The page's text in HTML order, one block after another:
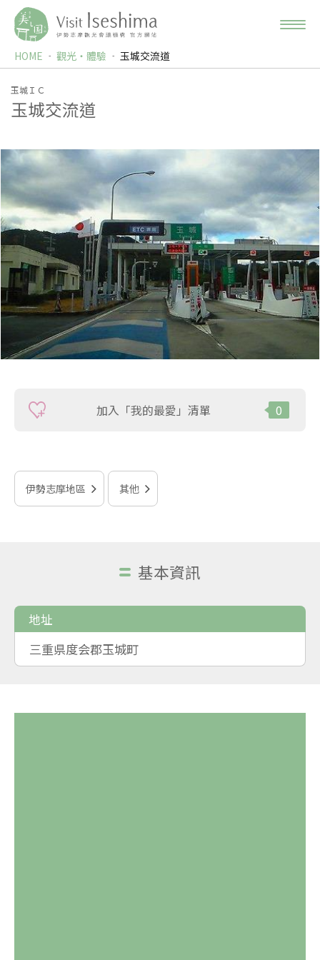
HOME 觀光‧體驗 玉城交流道
玉城ＩＣ
玉城交流道
加入「我的最愛」清單 0
伊勢志摩地區 其他
基本資訊
地址
三重県度会郡玉城町